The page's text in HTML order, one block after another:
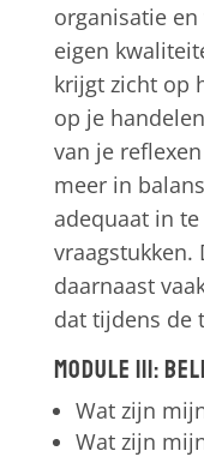
organisatie
eigen
krijgt zicht op
op je
van je
meer in
adequaat in
vraagstukken.
daarnaast
dat tijdens de
Module III:
Wat zijn
Wat zijn